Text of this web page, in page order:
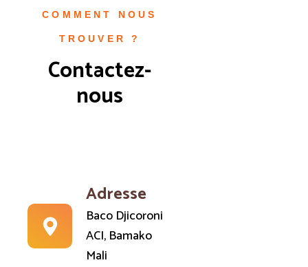
COMMENT NOUS
TROUVER ?
Contactez-
nous
Adresse
Baco Djicoroni
ACI, Bamako
Mali